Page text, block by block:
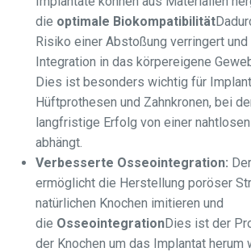
die optimale Biokompatibilität
Risiko einer Abstoßung verringert
Integration in das körpereigene
Dies ist besonders wichtig für
Hüftprothesen und Zahnkronen, bei
langfristige Erfolg von einer
abhängt.
Verbesserte Osseointegration:
ermöglicht die Herstellung poröser
natürlichen Knochen imitieren und
die OsseointegrationDies ist der
der Knochen um das Implantat herum